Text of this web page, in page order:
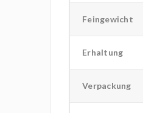
Feingewicht
Erhaltung
Verpackung